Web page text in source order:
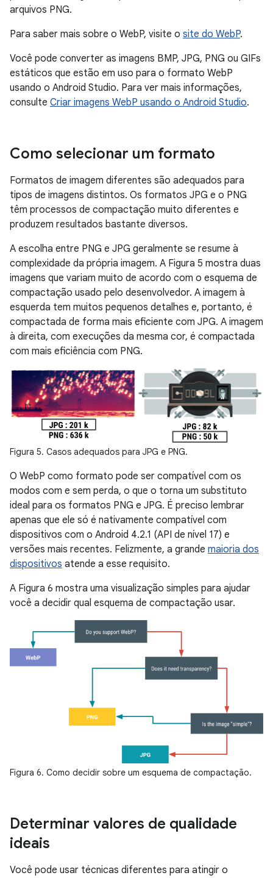
arquivos PNG.
Para saber mais sobre o WebP, visite o site do WebP.
Você pode converter as imagens BMP, JPG, PNG ou GIFs
estáticos que estão em uso para o formato WebP
usando o Android Studio. Para ver mais informações,
consulte Criar imagens WebP usando o Android Studio.
Como selecionar um formato
Formatos de imagem diferentes são adequados para
tipos de imagens distintos. Os formatos JPG e o PNG
têm processos de compactação muito diferentes e
produzem resultados bastante diversos.
A escolha entre PNG e JPG geralmente se resume à
complexidade da própria imagem. A Figura 5 mostra duas
imagens que variam muito de acordo com o esquema de
compactação usado pelo desenvolvedor. A imagem à
esquerda tem muitos pequenos detalhes e, portanto, é
compactada de forma mais eficiente com JPG. A imagem
à direita, com execuções da mesma cor, é compactada
com mais eficiência com PNG.
Figura 5. Casos adequados para JPG e PNG.
O WebP como formato pode ser compatível com os
modos com e sem perda, o que o torna um substituto
ideal para os formatos PNG e JPG. É preciso lembrar
apenas que ele só é nativamente compatível com
dispositivos com o Android 4.2.1 (API de nível 17) e
versões mais recentes. Felizmente, a grande maioria dos
dispositivos atende a esse requisito.
A Figura 6 mostra uma visualização simples para ajudar
você a decidir qual esquema de compactação usar.
Figura 6. Como decidir sobre um esquema de compactação.
Determinar valores de qualidade
ideais
Você pode usar técnicas diferentes para atingir o